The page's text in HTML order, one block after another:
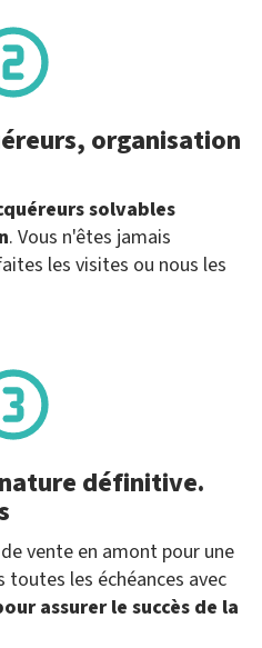
organisation
solvables
. Vous n'êtes jamais
les visites ou nous les
définitive.
vente en amont pour une
les échéances avec
assurer le succès de la